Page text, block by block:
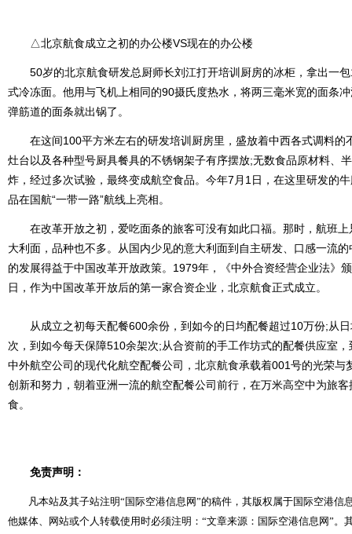
△北京航食成立之初的办公楼VS现在的办公楼
50岁的北京航食研发总厨师长刘江打开培训厨房的冰柜，拿出一包
式冷冻面。他用与飞机上相同的90摄氏度热水，将两三毫米宽的面条
弹筋道的面条就出锅了。
在这间100平方米左右的研发培训厨房里，盛放着中西各式调料的
灶台以及各种型号厨具餐具的不锈钢架子有序摆放;无数食品原材料、
炸，经过多次试验，最终变成航空食品。今年7月1日，在这里研发的
品在国航“一带一路”航线上亮相。
在改革开放之初，爱吃面条的旅客可没有如此口福。那时，航班上
大利面，品种也不多。从国内少见的意大利面到自主研发、口感一流
的发展得益于中国改革开放政策。1979年，《中外合资经营企业法》
日，作为中国改革开放后的第一家合资企业，北京航食正式成立。
从成立之初每天配餐600余份，到如今的日均配餐超过10万份;从日
次，到如今每天保障510余架次;从合资前的手工作坊式的配餐供应室
中外航空公司的现代化航空配餐公司，北京航食承载着001号的光荣与
创新和努力，朝着亚洲一流的航空配餐公司前行，在万米高空中为旅
食。
免责声明：
凡本站及其子站注明“国际空港信息网”的稿件，其版权属于国际空港信
他媒体、网站或个人转载使用时必须注明：“文章来源：国际空港信息网”。